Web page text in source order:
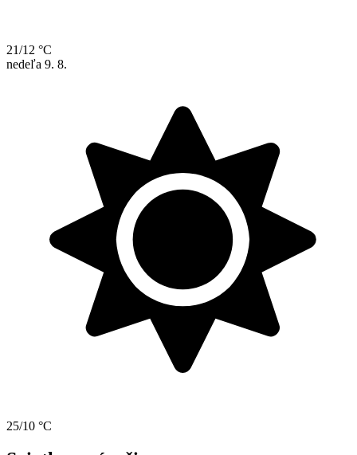
21/12 °C
nedeľa 9. 8.
25/10 °C